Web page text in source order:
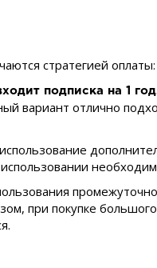
стратегией оплаты:
подписка на 1
вариант отлично
при покупке